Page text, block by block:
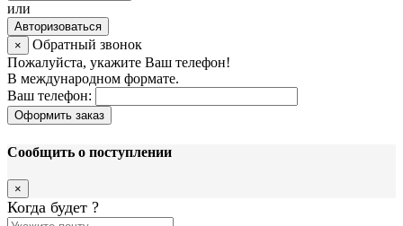
или
Авторизоваться
×
Обратный звонок
Пожалуйста, укажите Ваш телефон!
В международном формате.
Ваш телефон:
Оформить заказ
Сообщить о поступлении
×
Когда будет ?